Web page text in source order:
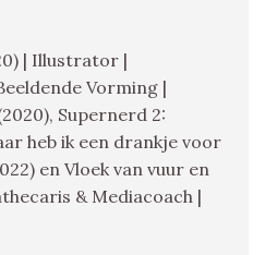
| Illustrator |
Vorming |
Supernerd 2:
heb ik een drankje voor
en Vloek van vuur en
& Mediacoach |